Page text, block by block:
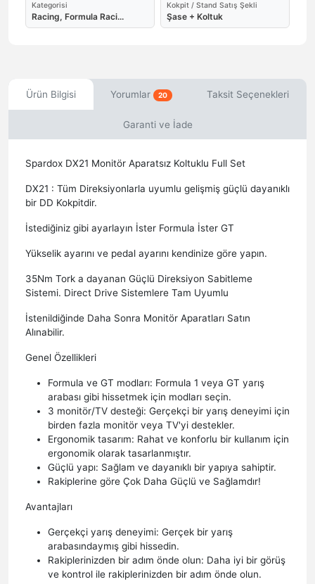
Kategorisi
Racing, Formula Raci...
Kokpit / Stand Satış Şekli
Şase + Koltuk
Ürün Bilgisi Yorumlar 20 Taksit Seçenekleri
Garanti ve İade
Spardox DX21 Monitör Aparatsız Koltuklu Full Set
DX21 : Tüm Direksiyonlarla uyumlu gelişmiş güçlü dayanıklı
bir DD Kokpitdir.
İstediğiniz gibi ayarlayın İster Formula İster GT
Yükselik ayarını ve pedal ayarını kendinize göre yapın.
35Nm Tork a dayanan Güçlü Direksiyon Sabitleme
Sistemi. Direct Drive Sistemlere Tam Uyumlu
İstenildiğinde Daha Sonra Monitör Aparatları Satın
Alınabilir.
Genel Özellikleri
Formula ve GT modları: Formula 1 veya GT yarış
arabası gibi hissetmek için modları seçin.
3 monitör/TV desteği: Gerçekçi bir yarış deneyimi için
birden fazla monitör veya TV'yi destekler.
Ergonomik tasarım: Rahat ve konforlu bir kullanım için
ergonomik olarak tasarlanmıştır.
Güçlü yapı: Sağlam ve dayanıklı bir yapıya sahiptir.
Rakiplerine göre Çok Daha Güçlü ve Sağlamdır!
Avantajları
Gerçekçi yarış deneyimi: Gerçek bir yarış
arabasındaymış gibi hissedin.
Rakiplerinizden bir adım önde olun: Daha iyi bir görüş
ve kontrol ile rakiplerinizden bir adım önde olun.